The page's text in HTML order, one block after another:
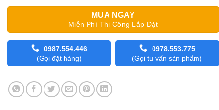
MUA NGAY
Miễn Phí Thi Công Lắp Đặt
0987.554.446
(Gọi đặt hàng)
0978.553.775
(Gọi tư vấn sản phẩm)